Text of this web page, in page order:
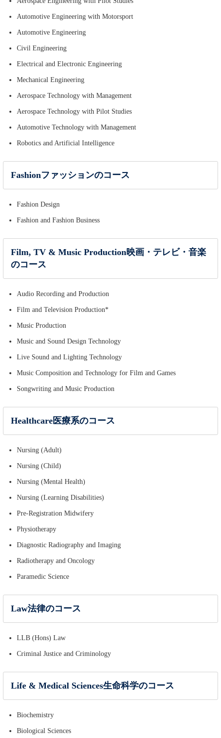
Automotive Engineering with Motorsport
Automotive Engineering
Civil Engineering
Electrical and Electronic Engineering
Mechanical Engineering
Aerospace Technology with Management
Aerospace Technology with Pilot Studies
Automotive Technology with Management
Robotics and Artificial Intelligence
Fashionファッションのコース
Fashion Design
Fashion and Fashion Business
Film, TV & Music Production映画・テレビ・音楽
のコース
Audio Recording and Production
Film and Television Production*
Music Production
Music and Sound Design Technology
Live Sound and Lighting Technology
Music Composition and Technology for Film and Games
Songwriting and Music Production
Healthcare医療系のコース
Nursing (Adult)
Nursing (Child)
Nursing (Mental Health)
Nursing (Learning Disabilities)
Pre-Registration Midwifery
Physiotherapy
Diagnostic Radiography and Imaging
Radiotherapy and Oncology
Paramedic Science
Law法律のコース
LLB (Hons) Law
Criminal Justice and Criminology
Life & Medical Sciences生命科学のコース
Biochemistry
Biological Sciences